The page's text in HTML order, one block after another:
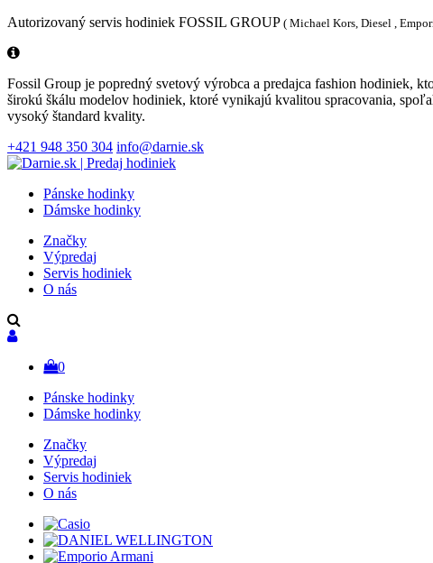
Autorizovaný servis hodiniek FOSSIL GROUP ( Michael Kors, Diesel ,
Fossil Group je popredný svetový výrobca a predajca fashion hodiniek,
širokú škálu modelov hodiniek, ktoré vynikajú kvalitou spracovania,
vysoký štandard kvality.
+421 948 350 304 info@darnie.sk
Pánske hodinky
Dámske hodinky
Značky
Výpredaj
Servis hodiniek
O nás
0
Pánske hodinky
Dámske hodinky
Značky
Výpredaj
Servis hodiniek
O nás